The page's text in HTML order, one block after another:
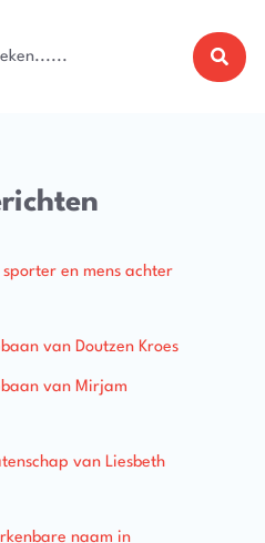
en mens achter
van Doutzen Kroes
van Mirjam
van Liesbeth
naam in